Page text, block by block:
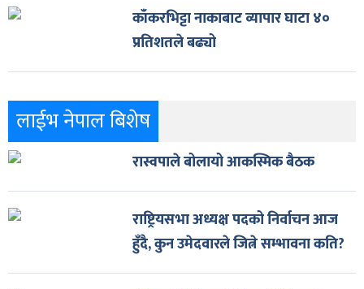
काँकरभिट्टा नाकाबाट व्यापार घाटा ४०
प्रतिशतले बढ्यो
लाईभ नेपाल बिशेष
रास्वपाले बोलायो आकस्मिक बैठक
राष्ट्रियसभा अध्यक्ष पदको निर्वाचन आज
हुँदै, कुन उमेदवारले जित्ने सम्भावना कति?